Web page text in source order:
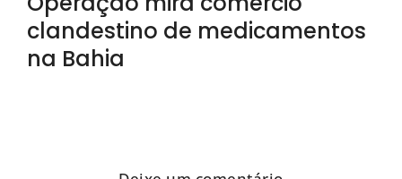
clandestino de medicamentos
na Bahia